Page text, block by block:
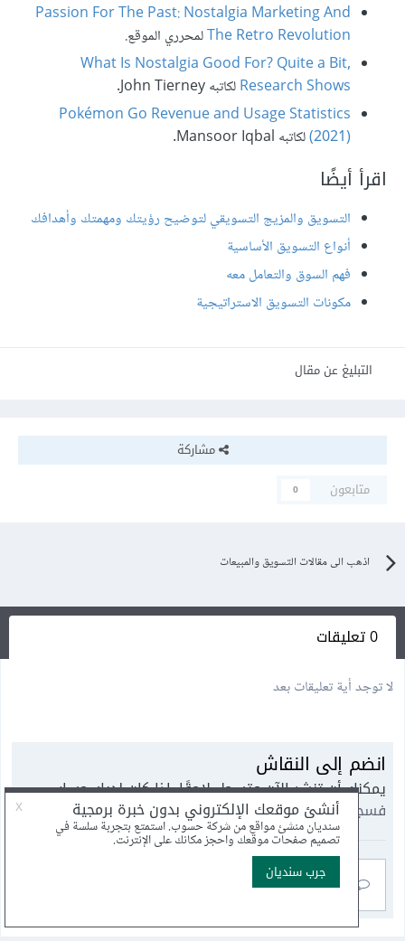
Passion For The Past: Nostalgia Marketing And
The Retro Revolutionلمحرري الموقع.
What Is Nostalgia Good For? Quite a Bit,
Research Showsلكاتبه John Tierney.
Pokémon Go Revenue and Usage Statistics
(2021)لكاتبه Mansoor Iqbal.
اقرأ أيضًا
التسويق والمزيج التسويقي لتوضيح رؤيتك ومهمتك وأهدافك
أنواع التسويق الأساسية
فهم السوق والتعامل معه
مكونات التسويق الاستراتيجية
التبليغ عن مقال
مشاركة
متابعون
0
اذهب الى مقالات التسويق والمبيعات
0 تعليقات
لا توجد أية تعليقات بعد
انضم إلى النقاش
يمكنك أن تنشر الآن وتسجل لاحقًا. إذا كان لديك حساب،
فسجل الدخول الآنلتنشر باسم حسابك.
أضف تعليق